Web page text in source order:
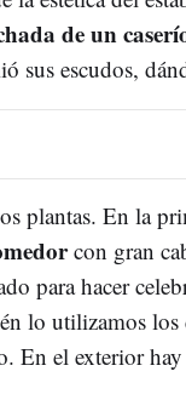
de un
sus escudos,
plantas. En la
con gran
para hacer
lo utilizamos los
En el exterior